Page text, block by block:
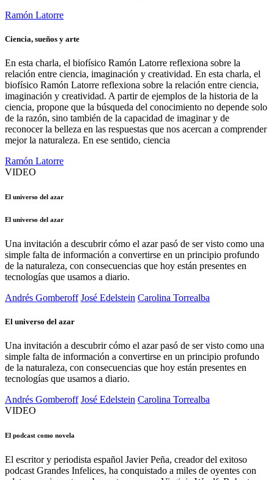
Ramón Latorre
Ciencia, sueños y arte
En esta charla, el biofísico Ramón Latorre reflexiona sobre la
relación entre ciencia, imaginación y creatividad. En esta charla, el
biofísico Ramón Latorre reflexiona sobre la relación entre ciencia,
imaginación y creatividad. A partir de ejemplos de la historia de la
ciencia, propone que la búsqueda del conocimiento no depende solo
de la razón, sino también de la capacidad de imaginar y de
reconocer la belleza en las respuestas que nos acercan a comprender
mejor la naturaleza. En ese sentido, ciencia
Ramón Latorre
VIDEO
El universo del azar
El universo del azar
Una invitación a descubrir cómo el azar pasó de ser visto como una
simple falta de información a convertirse en un principio profundo
de la naturaleza, con consecuencias que hoy están presentes en
tecnologías que usamos a diario.
Andrés Gomberoff José Edelstein Carolina Torrealba
El universo del azar
Una invitación a descubrir cómo el azar pasó de ser visto como una
simple falta de información a convertirse en un principio profundo
de la naturaleza, con consecuencias que hoy están presentes en
tecnologías que usamos a diario.
Andrés Gomberoff José Edelstein Carolina Torrealba
VIDEO
El podcast como novela
El escritor y periodista español Javier Peña, creador del exitoso
podcast Grandes Infelices, ha conquistado a miles de oyentes con